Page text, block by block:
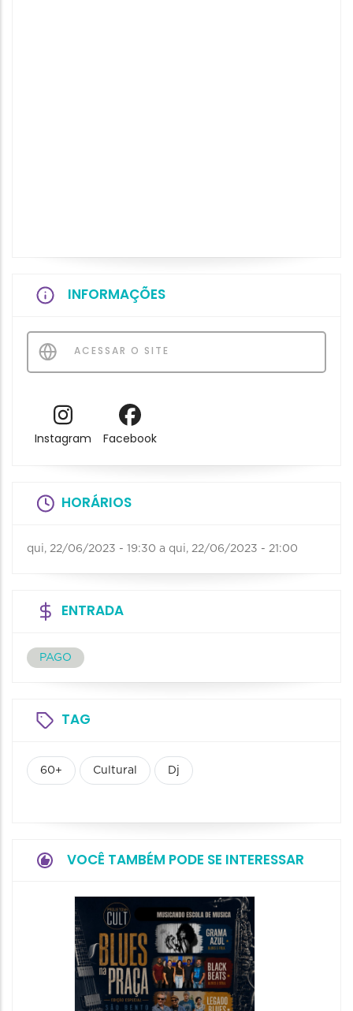
INFORMAÇÕES
ACESSAR O SITE
Instagram Facebook
HORÁRIOS
qui, 22/06/2023 - 19:30 a qui, 22/06/2023 - 21:00
ENTRADA
PAGO
TAG
60+ Cultural Dj
VOCÊ TAMBÉM PODE SE INTERESSAR